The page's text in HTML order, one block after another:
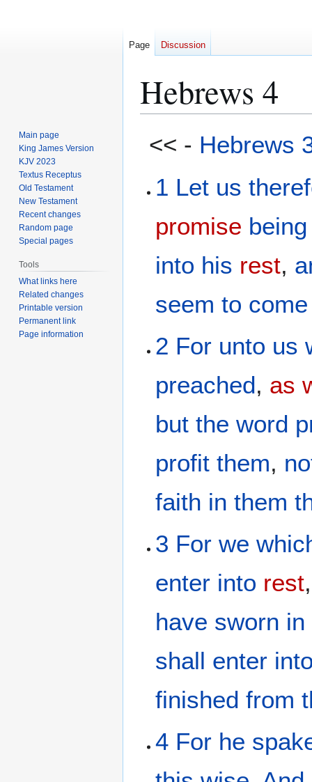
Hebrews 4
<< - Hebrews
1 Let us
promise
into his rest,
seem to
2 For unto us
preached, as
but the word
profit them,
faith in them
3 For we
enter into rest
have sworn in
shall enter
finished from
4 For he
Page Discussion
Main page
King James Version
KJV 2023
Textus Receptus
Old Testament
New Testament
Recent changes
Random page
Special pages
Tools
What links here
Related changes
Printable version
Permanent link
Page information